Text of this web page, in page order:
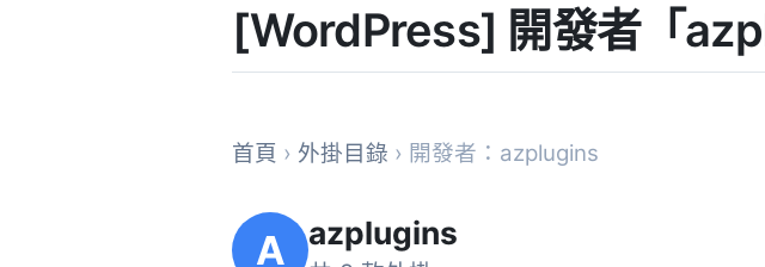
[WordPress] 開發者「
首頁 › 外掛目錄 › 開發者：azplugins
A azplugins